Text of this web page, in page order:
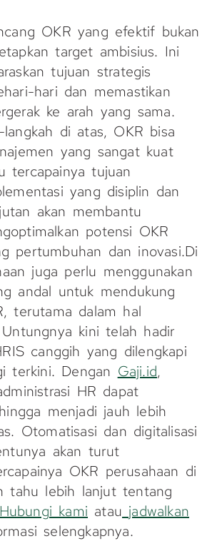
OKR yang efektif bukan
target ambisius. Ini
tujuan strategis
hari dan memastikan
ke arah yang sama.
langkah di atas, OKR bisa
yang sangat kuat
tercapainya tujuan
yang disiplin dan
akan membantu
potensi OKR
pertumbuhan dan inovasi.Di
juga perlu menggunakan
andal untuk mendukung
terutama dalam hal
kini telah hadir
canggih yang dilengkapi
terkini. Dengan Gaji.id,
HR dapat
menjadi jauh lebih
Otomatisasi dan digitalisasi
akan turut
OKR perusahaan di
tahu lebih lanjut tentang
Hubungi kami atau jadwalkan
selengkapnya.